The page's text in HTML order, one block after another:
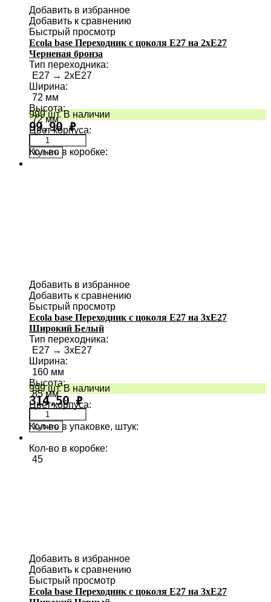
Добавить в избранное
Добавить к сравнению
Быстрый просмотр
Ecola base Переходник с цоколя E27 на 2хE27
Черненая бронза
Тип переходника:
E27 → 2хE27
Ширина:
72 мм
Высота:
72 мм
Цвет корпуса:
Кол-во в коробке:
999 шт. В наличии
99,90₽
Купить
Добавить в избранное
Добавить к сравнению
Быстрый просмотр
Ecola base Переходник с цоколя E27 на 3хE27
Широкий Белый
Тип переходника:
E27 → 3хE27
Ширина:
160 мм
Высота:
85 мм
Цвет корпуса:
Кол-во в упаковке, штук:
Кол-во в коробке:
45
999 шт. В наличии
314,50₽
Купить
Добавить в избранное
Добавить к сравнению
Быстрый просмотр
Ecola base Переходник с цоколя E27 на 3хE27